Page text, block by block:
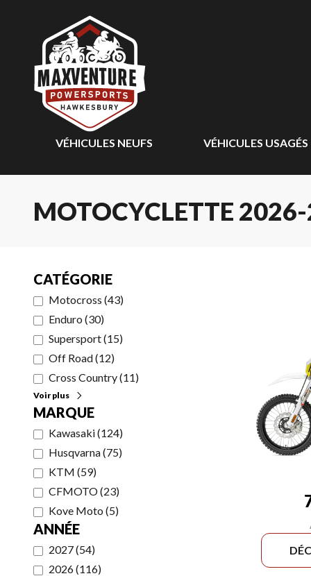
VÉHICULES NEUFS VÉHICULES USAGÉS
MOTOCYCLETTE
CATÉGORIE
Motocross (43)
Enduro (30)
Supersport(15)
Off Road(12)
Cross Country(11)
Voir plus
MARQUE
Kawasaki(124)
Husqvarna(75)
KTM (59)
CFMOTO(23)
Kove Moto (5)
ANNÉE
2027(54)
2026(116)